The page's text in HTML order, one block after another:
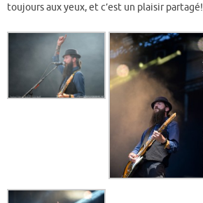
toujours aux yeux, et c’est un plaisir partagé!